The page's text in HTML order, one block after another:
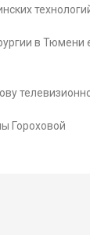
в Тюмени
Гороховой